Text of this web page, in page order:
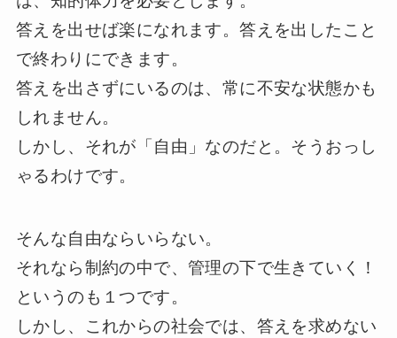
答えを出せば楽になれます。答えを出したこと
で終わりにできます。
答えを出さずにいるのは、常に不安な状態かも
しれません。
しかし、それが「自由」なのだと。そうおっし
ゃるわけです。
そんな自由ならいらない。
それなら制約の中で、管理の下で生きていく！
というのも１つです。
しかし、これからの社会では、答えを求めない